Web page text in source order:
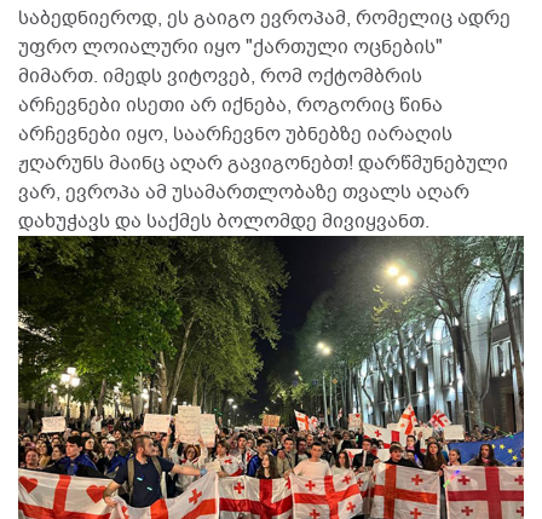
საბედნიეროდ, ეს გაიგო ევროპამ, რომელიც ადრე
უფრო ლოიალური იყო "ქართული ოცნების"
მიმართ. იმედს ვიტოვებ, რომ ოქტომბრის
არჩევნები ისეთი არ იქნება, როგორიც წინა
არჩევნები იყო, საარჩევნო უბნებზე იარაღის
ჟღარუნს მაინც აღარ გავიგონებთ! დარწმუნებული
ვარ, ევროპა ამ უსამართლობაზე თვალს აღარ
დახუჭავს და საქმეს ბოლომდე მივიყვანთ.